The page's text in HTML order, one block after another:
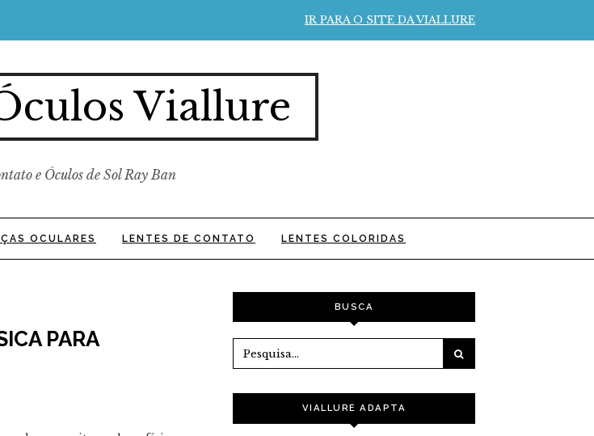
IR PARA O SITE DA VIALLURE
Viallure
e Óculos de Sol Ray Ban
OCULARES LENTES DE CONTATO LENTES COLORIDAS
PARA
BUSCA
VIALLURE ADAPTA